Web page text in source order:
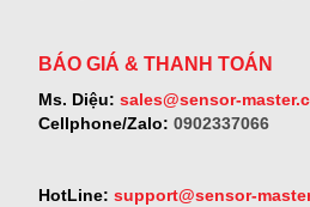
BÁO GIÁ & THANH TOÁN
Ms. Diệu: sales@sensor-
Cellphone/Zalo: 0902337066
HotLine: support@sensor-